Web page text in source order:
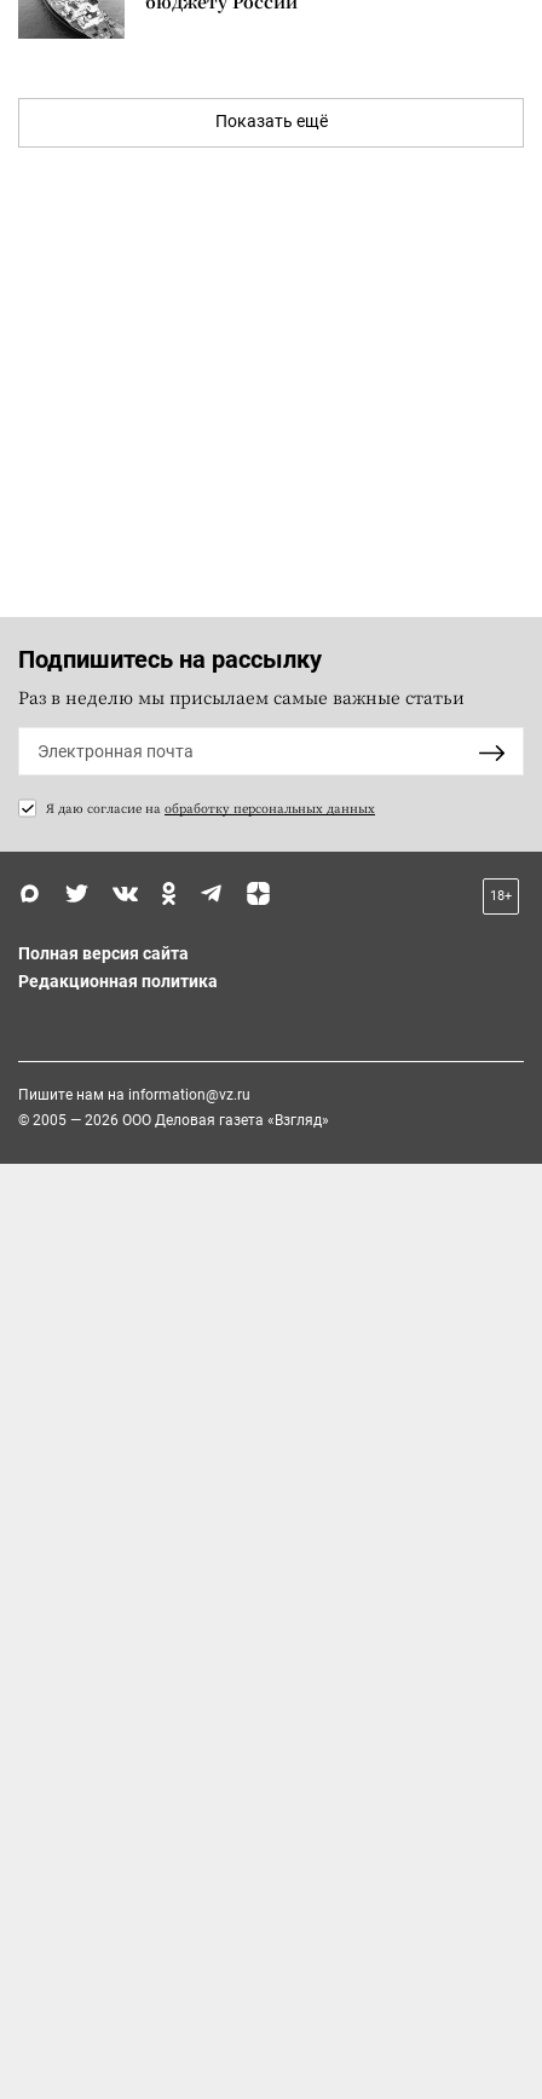
Показать ещё
Подпишитесь на рассылку
Раз в неделю мы присылаем самые важные статьи
Я даю согласие на обработку персональных данных
18+
Полная версия сайта
Редакционная политика
Пишите нам на information@vz.ru
© 2005 — 2026 ООО Деловая газета «Взгляд»